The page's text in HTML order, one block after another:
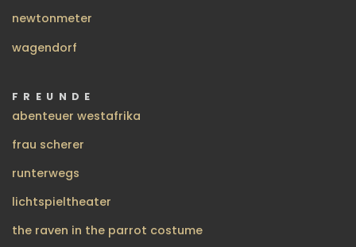
newtonmeter
wagendorf
FREUNDE
abenteuer westafrika
frau scherer
runterwegs
lichtspieltheater
the raven in the parrot costume